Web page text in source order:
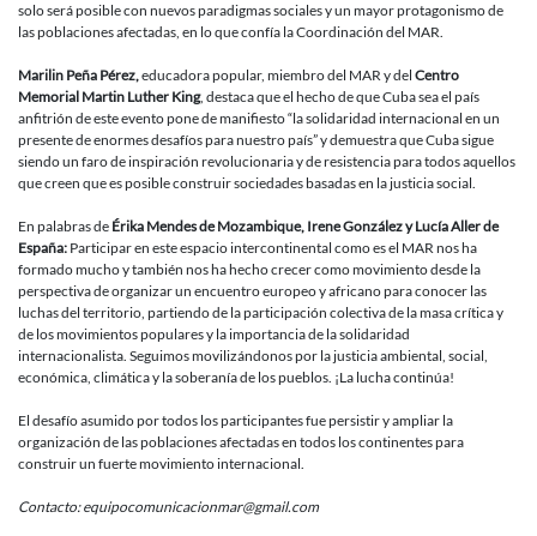
solo será posible con nuevos paradigmas sociales y un mayor protagonismo de
las poblaciones afectadas, en lo que confía la Coordinación del MAR.
Marilin Peña Pérez,educadora popular, miembro del MAR y del Centro
Memorial Martin Luther King, destaca que el hecho de que Cuba sea el país
anfitrión de este evento pone de manifiesto “la solidaridad internacional en un
presente de enormes desafíos para nuestro país” y demuestra que Cuba sigue
siendo un faro de inspiración revolucionaria y de resistencia para todos aquellos
que creen que es posible construir sociedades basadas en la justicia social.
En palabras de Érika Mendes de Mozambique, Irene González y Lucía Aller de
España: Participar en este espacio intercontinental como es el MAR nos ha
formado mucho y también nos ha hecho crecer como movimiento desde la
perspectiva de organizar un encuentro europeo y africano para conocer las
luchas del territorio, partiendo de la participación colectiva de la masa crítica y
de los movimientos populares y la importancia de la solidaridad
internacionalista. Seguimos movilizándonos por la justicia ambiental, social,
económica, climática y la soberanía de los pueblos. ¡La lucha continúa!
El desafío asumido por todos los participantes fue persistir y ampliar la
organización de las poblaciones afectadas en todos los continentes para
construir un fuerte movimiento internacional.
Contacto: equipocomunicacionmar@gmail.com